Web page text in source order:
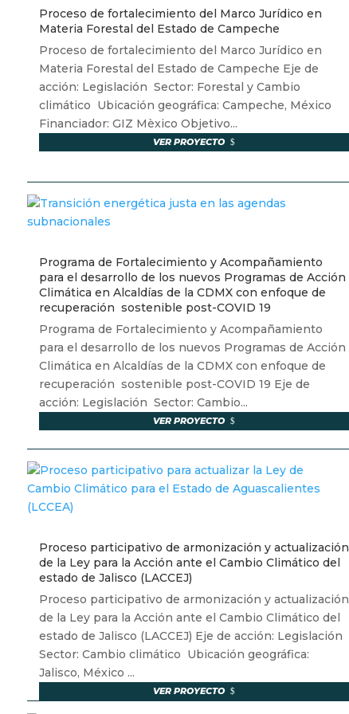
Proceso de fortalecimiento del Marco Jurídico en
Materia Forestal del Estado de Campeche
Proceso de fortalecimiento del Marco Jurídico en
Materia Forestal del Estado de Campeche Eje de
acción: Legislación Sector: Forestal y Cambio
climático Ubicación geográfica: Campeche, México
Financiador: GIZ Mèxico Objetivo...
VER PROYECTO
Programa de Fortalecimiento y Acompañamiento
para el desarrollo de los nuevos Programas de Acción
Climática en Alcaldías de la CDMX con enfoque de
recuperación sostenible post-COVID 19
Programa de Fortalecimiento y Acompañamiento
para el desarrollo de los nuevos Programas de Acción
Climática en Alcaldías de la CDMX con enfoque de
recuperación sostenible post-COVID 19 Eje de
acción: Legislación Sector: Cambio...
VER PROYECTO
Proceso participativo de armonización y actualización
de la Ley para la Acción ante el Cambio Climático del
estado de Jalisco (LACCEJ)
Proceso participativo de armonización y actualización
de la Ley para la Acción ante el Cambio Climático del
estado de Jalisco (LACCEJ) Eje de acción: Legislación
Sector: Cambio climático Ubicación geográfica:
Jalisco, México ...
VER PROYECTO